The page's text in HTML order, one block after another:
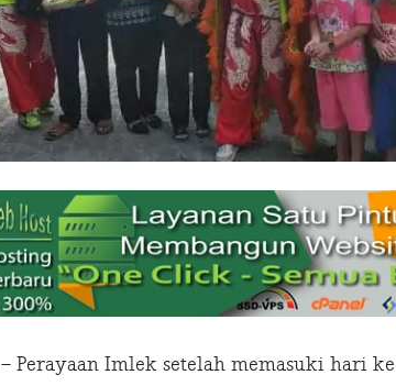
– Perayaan Imlek setelah memasuki hari